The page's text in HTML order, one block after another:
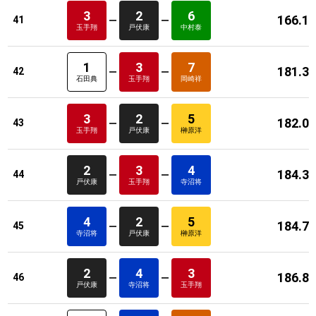
41 3
玉手翔
2
戸伏康
6
中村泰 166.1
42 1
石田典
3
玉手翔
7
岡崎祥 181.3
43 3
玉手翔
2
戸伏康
5
榊原洋 182.0
44 2
戸伏康
3
玉手翔
4
寺沼将 184.3
45 4
寺沼将
2
戸伏康
5
榊原洋 184.7
46 2
戸伏康
4
寺沼将
3
玉手翔 186.8